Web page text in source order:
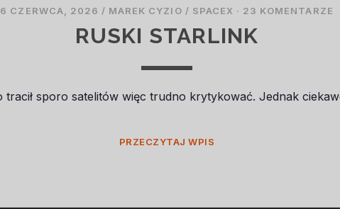
6 CZERWCA, 2026 / MAREK CYZIO / SPACEX · 23 KOMENTARZE
RUSKI STARLINK
tracił sporo satelitów więc trudno krytykować. Jednak
PRZECZYTAJ WPIS